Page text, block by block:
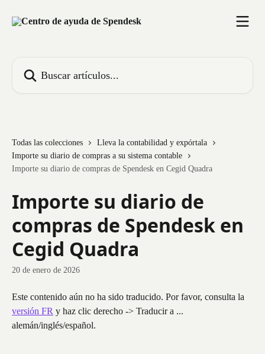
Todas las colecciones
Lleva la contabilidad y expórtala
Importe su diario de compras a su sistema contable
Importe su diario de compras de Spendesk en Cegid Quadra
Importe su diario de
compras de Spendesk en
Cegid Quadra
20 de enero de 2026
Este contenido aún no ha sido traducido. Por favor, consulta la
versión FR y haz clic derecho -> Traducir a ...
alemán/inglés/español.